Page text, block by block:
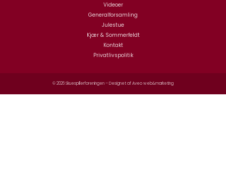
Videoer
Generalforsamling
Julestue
Kjær & Sommerfeldt
Kontakt
Privatlivspolitik
© 2026 Skuespillerforeningen – Designet afAveo web&marketing